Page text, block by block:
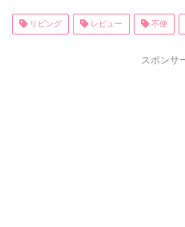
な？と思い、独断
いきます。今回は
ngroom-
リビング レビュー 不便
スポンサ